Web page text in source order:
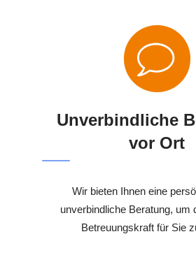
Unverbindliche
vor Ort
Wir bieten Ihnen eine
unverbindliche Beratung, um
Betreuungskraft für Sie